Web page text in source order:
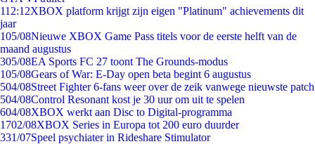
112:12XBOX platform krijgt zijn eigen "Platinum" achievements dit
jaar
105/08Nieuwe XBOX Game Pass titels voor de eerste helft van de
maand augustus
305/08EA Sports FC 27 toont The Grounds-modus
105/08Gears of War: E-Day open beta begint 6 augustus
504/08Street Fighter 6-fans weer over de zeik vanwege nieuwste patch
504/08Control Resonant kost je 30 uur om uit te spelen
604/08XBOX werkt aan Disc to Digital-programma
1702/08XBOX Series in Europa tot 200 euro duurder
331/07Speel psychiater in Rideshare Stimulator